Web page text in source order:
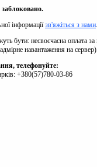
інформаціїзв'яжіться з нами.
бути: несвоєчасна оплата
навантаження на
телефонуйте:
+380(57)780-03-86